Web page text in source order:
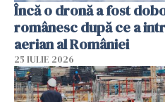
Încă o dronă a fost
românesc după ce a
aerian al României
25 IULIE 2026